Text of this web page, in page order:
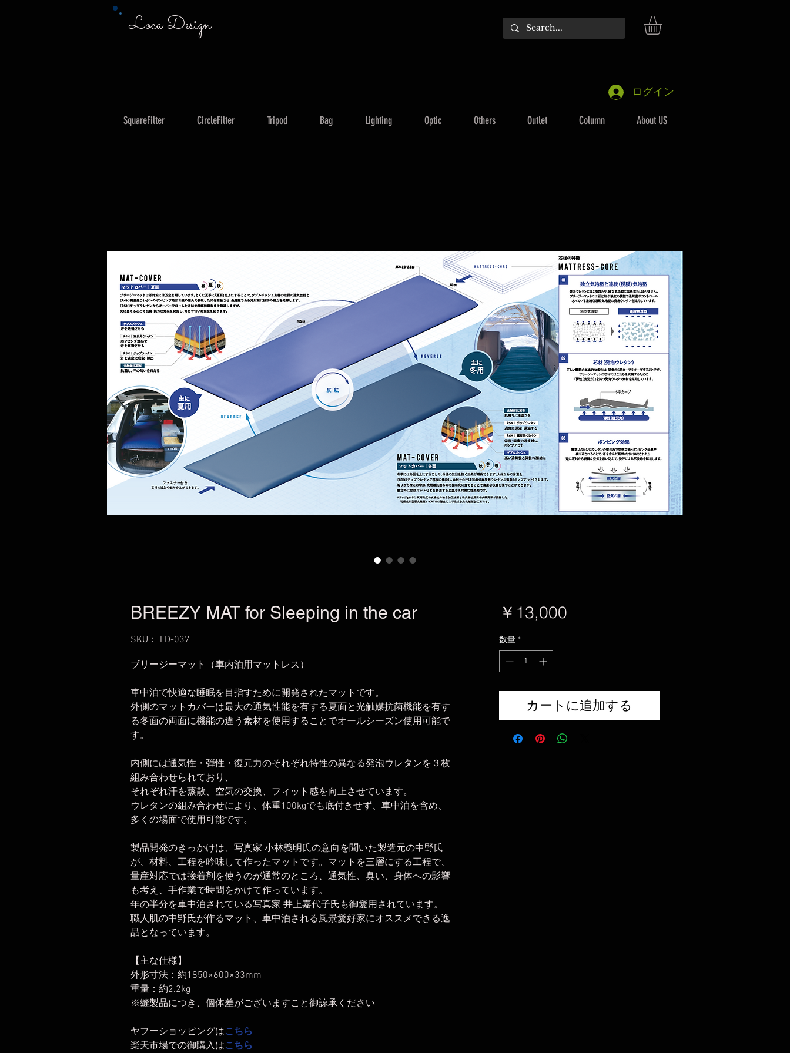
Loca Design
ログイン
SquareFilter CircleFilter Tripod Bag Lighting Optic Others Outlet Column About US
BREEZY MAT for Sleeping in the car
SKU： LD-037
ブリージーマット（車内泊用マットレス）
車中泊で快適な睡眠を目指すために開発されたマットです。
外側のマットカバーは最大の通気性能を有する夏面と光触媒抗菌機能を有す
る冬面の両面に機能の違う素材を使用することでオールシーズン使用可能で
す。
内側には通気性・弾性・復元力のそれぞれ特性の異なる発泡ウレタンを３枚
組み合わせられており、
それぞれ汗を蒸散、空気の交換、フィット感を向上させています。
ウレタンの組み合わせにより、体重100kgでも底付きせず、車中泊を含め、
多くの場面で使用可能です。
製品開発のきっかけは、写真家 小林義明氏の意向を聞いた製造元の中野氏
が、材料、工程を吟味して作ったマットです。マットを三層にする工程で、
量産対応では接着剤を使うのが通常のところ、通気性、臭い、身体への影響
も考え、手作業で時間をかけて作っています。
年の半分を車中泊されている写真家 井上嘉代子氏も御愛用されています。
職人肌の中野氏が作るマット、車中泊される風景愛好家にオススメできる逸
品となっています。
【主な仕様】
外形寸法：約1850×600×33mm
重量：約2.2kg
※縫製品につき、個体差がございますこと御諒承ください
ヤフーショッピングはこちら
楽天市場での御購入はこちら
￥13,000価
数量 *
カートに追加する